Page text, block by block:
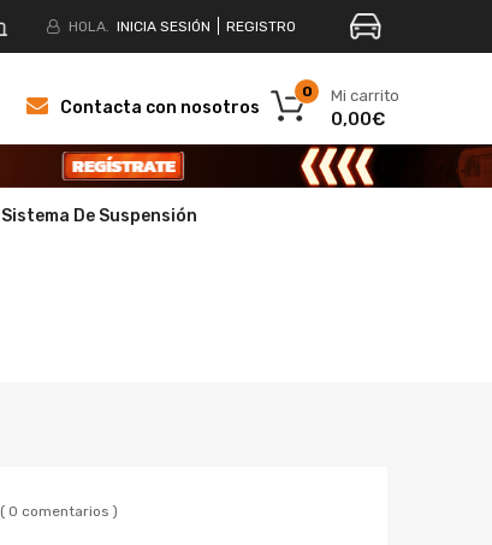
HOLA. INICIA SESIÓN REGISTRO
Mi carrito
0
0,00€
Contacta con nosotros
Sistema De Suspensión
( 0 comentarios )